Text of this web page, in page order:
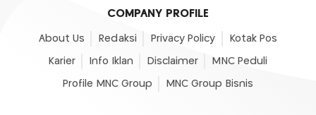
COMPANY PROFILE
About Us Redaksi Privacy Policy Kotak Pos
Karier Info Iklan Disclaimer MNC Peduli
Profile MNC Group MNC Group Bisnis